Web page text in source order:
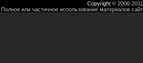
Copyright © 2006-
Полное или частичное использование материалов